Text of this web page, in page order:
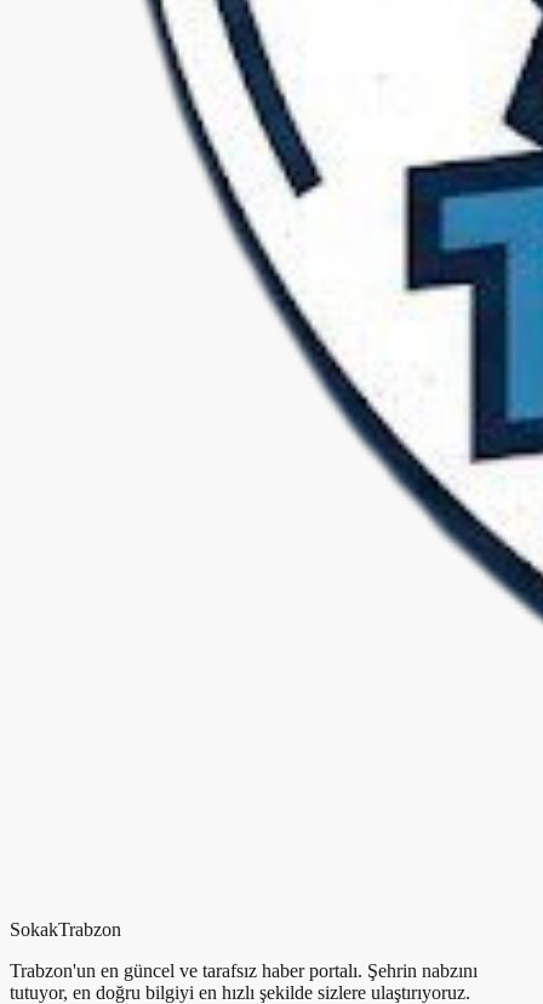
SokakTrabzon
Trabzon'un en güncel ve tarafsız haber portalı. Şehrin nabzını
tutuyor, en doğru bilgiyi en hızlı şekilde sizlere ulaştırıyoruz.